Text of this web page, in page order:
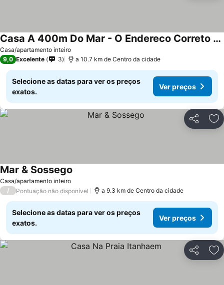
Casa/apartamento inteiro
Casa A 400m Do Mar - O Endereco Correto E O Rua Rubens Marcus Rocha 541 Jd Jamaica Itanhaem
Ver preços
9,0 Excelente 3 a 10.7 km de Centro da cidade
Selecione as datas para ver os preços
exatos.
Ver preços
Partilhar
Casa/apartamento inteiro
Mar & Sossego
/ Pontuação não disponível a 9.3 km de Centro da cidade
Selecione as datas para ver os preços
exatos.
Ver preços
Partilhar